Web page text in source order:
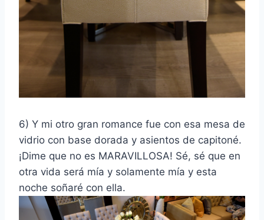
6) Y mi otro gran romance fue con esa mesa de
vidrio con base dorada y asientos de capitoné.
¡Dime que no es MARAVILLOSA! Sé, sé que en
otra vida será mía y solamente mía y esta
noche soñaré con ella.